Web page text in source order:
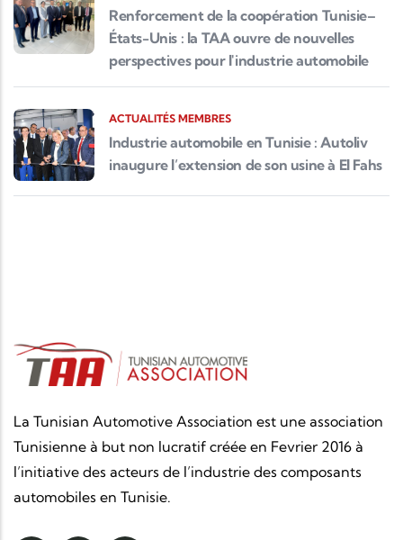
Renforcement de la coopération Tunisie–
États-Unis : la TAA ouvre de nouvelles
perspectives pour l'industrie automobile
ACTUALITÉS MEMBRES
Industrie automobile en Tunisie : Autoliv
inaugure l’extension de son usine à El Fahs
La Tunisian Automotive Association est une association
Tunisienne à but non lucratif créée en Fevrier 2016 à
l’initiative des acteurs de l’industrie des composants
automobiles en Tunisie.